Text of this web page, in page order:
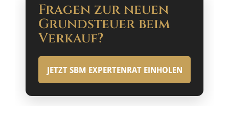
Fragen zur neuen
Grundsteuer beim
Verkauf?
JETZT SBM EXPERTENRAT EINHOLEN